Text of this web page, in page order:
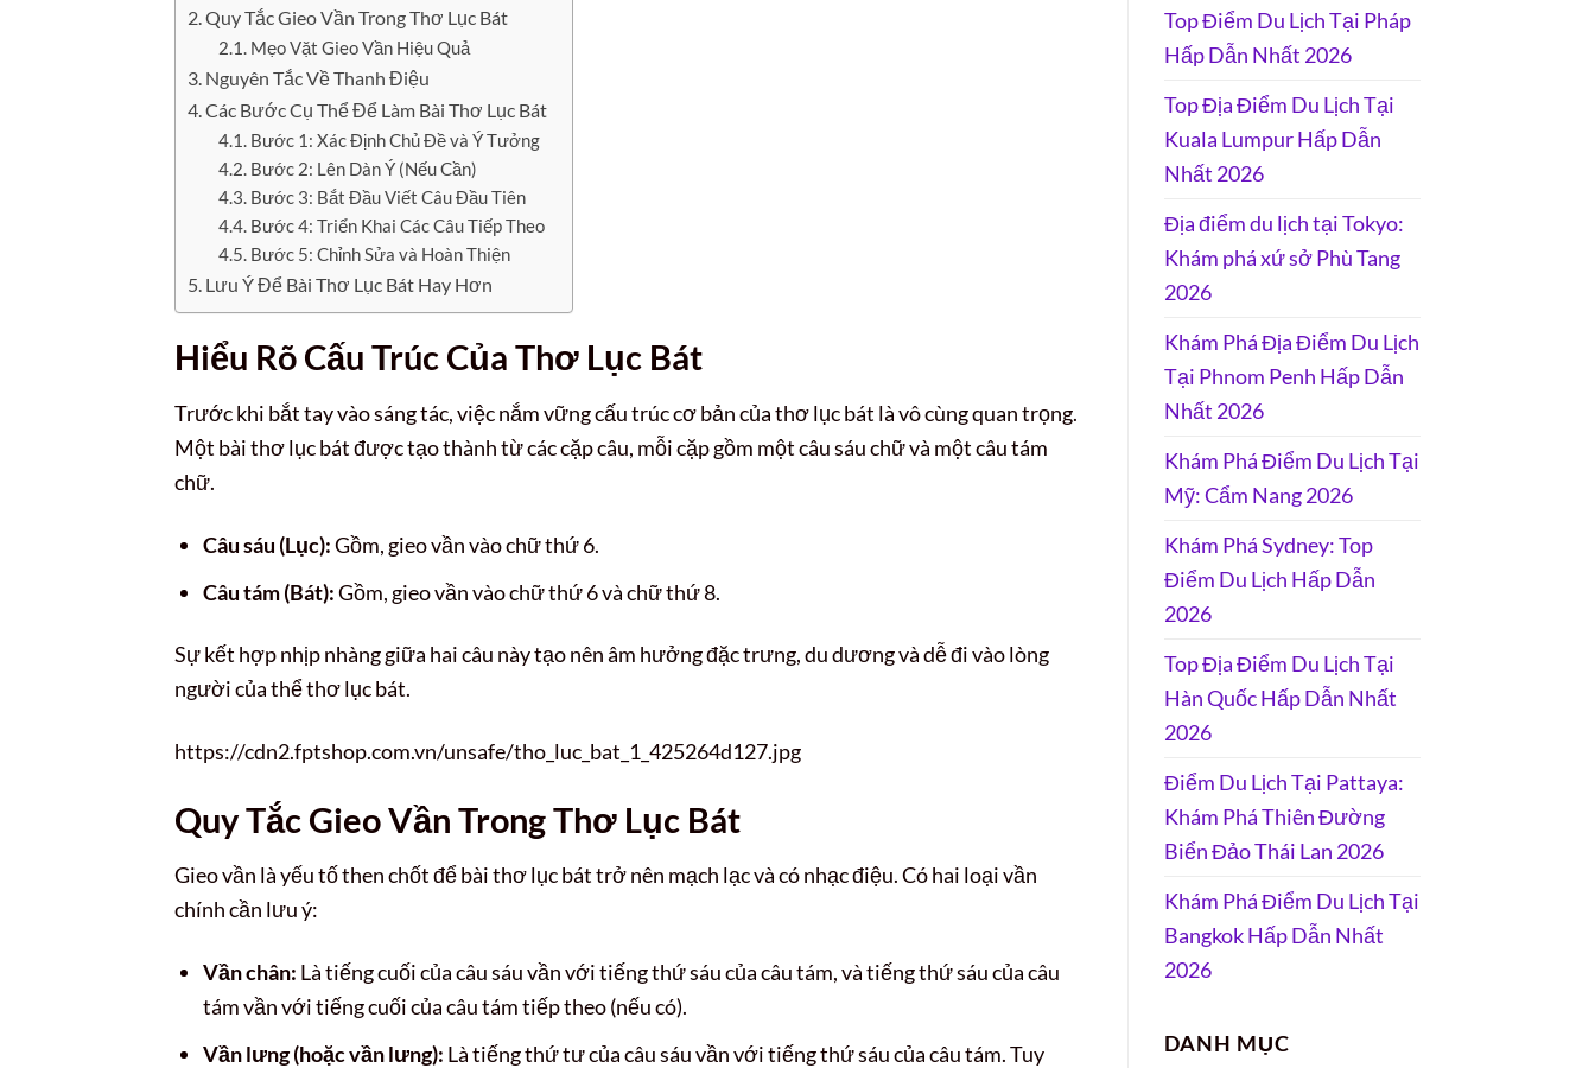
Quy Tắc Gieo Vần Trong Thơ Lục Bát
Mẹo Vặt Gieo Vần Hiệu Quả
Nguyên Tắc Về Thanh Điệu
Các Bước Cụ Thể Để Làm Bài Thơ Lục Bát
Bước 1: Xác Định Chủ Đề và Ý Tưởng
Bước 2: Lên Dàn Ý (Nếu Cần)
Bước 3: Bắt Đầu Viết Câu Đầu Tiên
Bước 4: Triển Khai Các Câu Tiếp Theo
Bước 5: Chỉnh Sửa và Hoàn Thiện
Lưu Ý Để Bài Thơ Lục Bát Hay Hơn
Hiểu Rõ Cấu Trúc Của Thơ Lục Bát
Trước khi bắt tay vào sáng tác, việc nắm vững cấu trúc cơ bản của thơ lục bát là vô cùng quan trọng.
Một bài thơ lục bát được tạo thành từ các cặp câu, mỗi cặp gồm một câu sáu chữ và một câu tám
chữ.
Câu sáu (Lục):Gồm, gieo vần vào chữ thứ 6.
Câu tám (Bát):Gồm, gieo vần vào chữ thứ 6 và chữ thứ 8.
Sự kết hợp nhịp nhàng giữa hai câu này tạo nên âm hưởng đặc trưng, du dương và dễ đi vào lòng
người của thể thơ lục bát.
https://cdn2.fptshop.com.vn/unsafe/tho_luc_bat_1_425264d127.jpg
Quy Tắc Gieo Vần Trong Thơ Lục Bát
Gieo vần là yếu tố then chốt để bài thơ lục bát trở nên mạch lạc và có nhạc điệu. Có hai loại vần
chính cần lưu ý:
Vần chân: Là tiếng cuối của câu sáu vần với tiếng thứ sáu của câu tám, và tiếng thứ sáu của câu
tám vần với tiếng cuối của câu tám tiếp theo (nếu có).
Vần lưng (hoặc vần lưng): Là tiếng thứ tư của câu sáu vần với tiếng thứ sáu của câu tám. Tuy
Top Điểm Du Lịch Tại Pháp
Hấp Dẫn Nhất 2026
Top Địa Điểm Du Lịch Tại
Kuala Lumpur Hấp Dẫn
Nhất 2026
Địa điểm du lịch tại Tokyo:
Khám phá xứ sở Phù Tang
2026
Khám Phá Địa Điểm Du Lịch
Tại Phnom Penh Hấp Dẫn
Nhất 2026
Khám Phá Điểm Du Lịch Tại
Mỹ: Cẩm Nang 2026
Khám Phá Sydney: Top
Điểm Du Lịch Hấp Dẫn
2026
Top Địa Điểm Du Lịch Tại
Hàn Quốc Hấp Dẫn Nhất
2026
Điểm Du Lịch Tại Pattaya:
Khám Phá Thiên Đường
Biển Đảo Thái Lan 2026
Khám Phá Điểm Du Lịch Tại
Bangkok Hấp Dẫn Nhất
2026
DANH MỤC